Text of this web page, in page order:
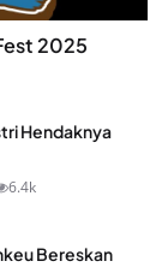
2025
Hendaknya
6.4k
Bereskan